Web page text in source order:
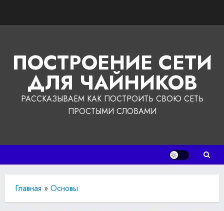
ПОСТРОЕНИЕ СЕТИ
ДЛЯ ЧАЙНИКОВ
РАССКАЗЫВАЕМ КАК ПОСТРОИТЬ СВОЮ СЕТЬ
ПРОСТЫМИ СЛОВАМИ
Главная » Основы